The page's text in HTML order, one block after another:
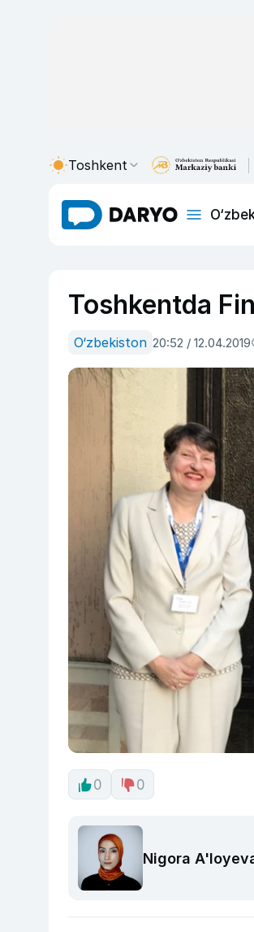
Toshkent
Toshkentda
O‘zbekiston 20:52 / 12.04.2019
0 0
Nigora